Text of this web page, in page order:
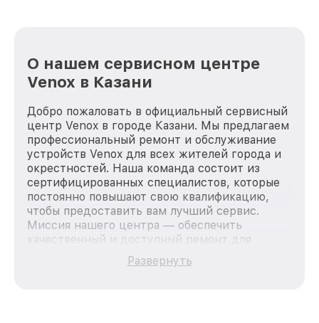
О нашем сервисном центре
Venox в Казани
Добро пожаловать в официальный сервисный
центр Venox в городе Казани. Мы предлагаем
профессиональный ремонт и обслуживание
устройств Venox для всех жителей города и
окрестностей. Наша команда состоит из
сертифицированных специалистов, которые
постоянно повышают свою квалификацию,
чтобы предоставить вам лучший сервис.
Миссия нашего центра — обеспечить
качественный и доступный ремонт для
каждого пользователя продукции Venox, вне
зависимости от сложности поломки. Мы
Развернуть